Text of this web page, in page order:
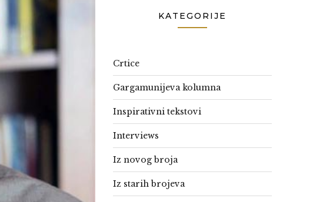
KATEGORIJE
Crtice
Gargamunijeva kolumna
Inspirativni tekstovi
Interviews
Iz novog broja
Iz starih brojeva